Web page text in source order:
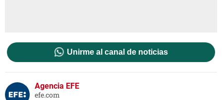
Unirme al canal de noticias
Agencia EFE
efe.com